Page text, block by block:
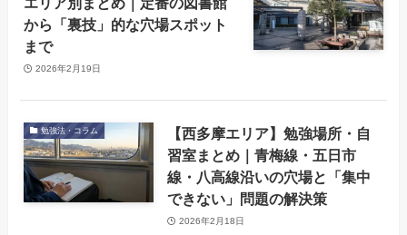
から「裏技」的な穴場スポット
まで
2026年2月19日
勉強法・コラム
【西多摩エリア】勉強場所・自
習室まとめ｜青梅線・五日市
線・八高線沿いの穴場と「集中
できない」問題の解決策
2026年2月18日